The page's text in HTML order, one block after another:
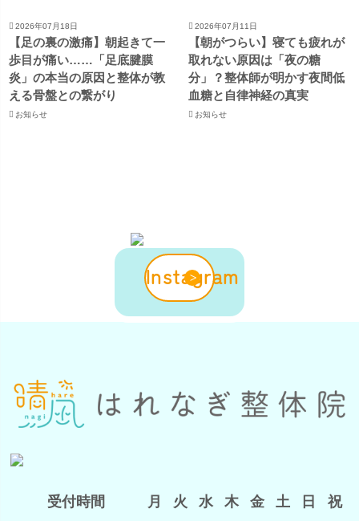
2026年07月18日
【足の裏の激痛】朝起きて一
歩目が痛い……「足底腱膜
炎」の本当の原因と整体が教
える骨盤との繋がり
お知らせ
2026年07月11日
【朝がつらい】寝ても疲れが
取れない原因は「夜の糖
分」？整体師が明かす夜間低
血糖と自律神経の真実
お知らせ
Instagram
受付時間 月 火 水 木 金 土 日
祝